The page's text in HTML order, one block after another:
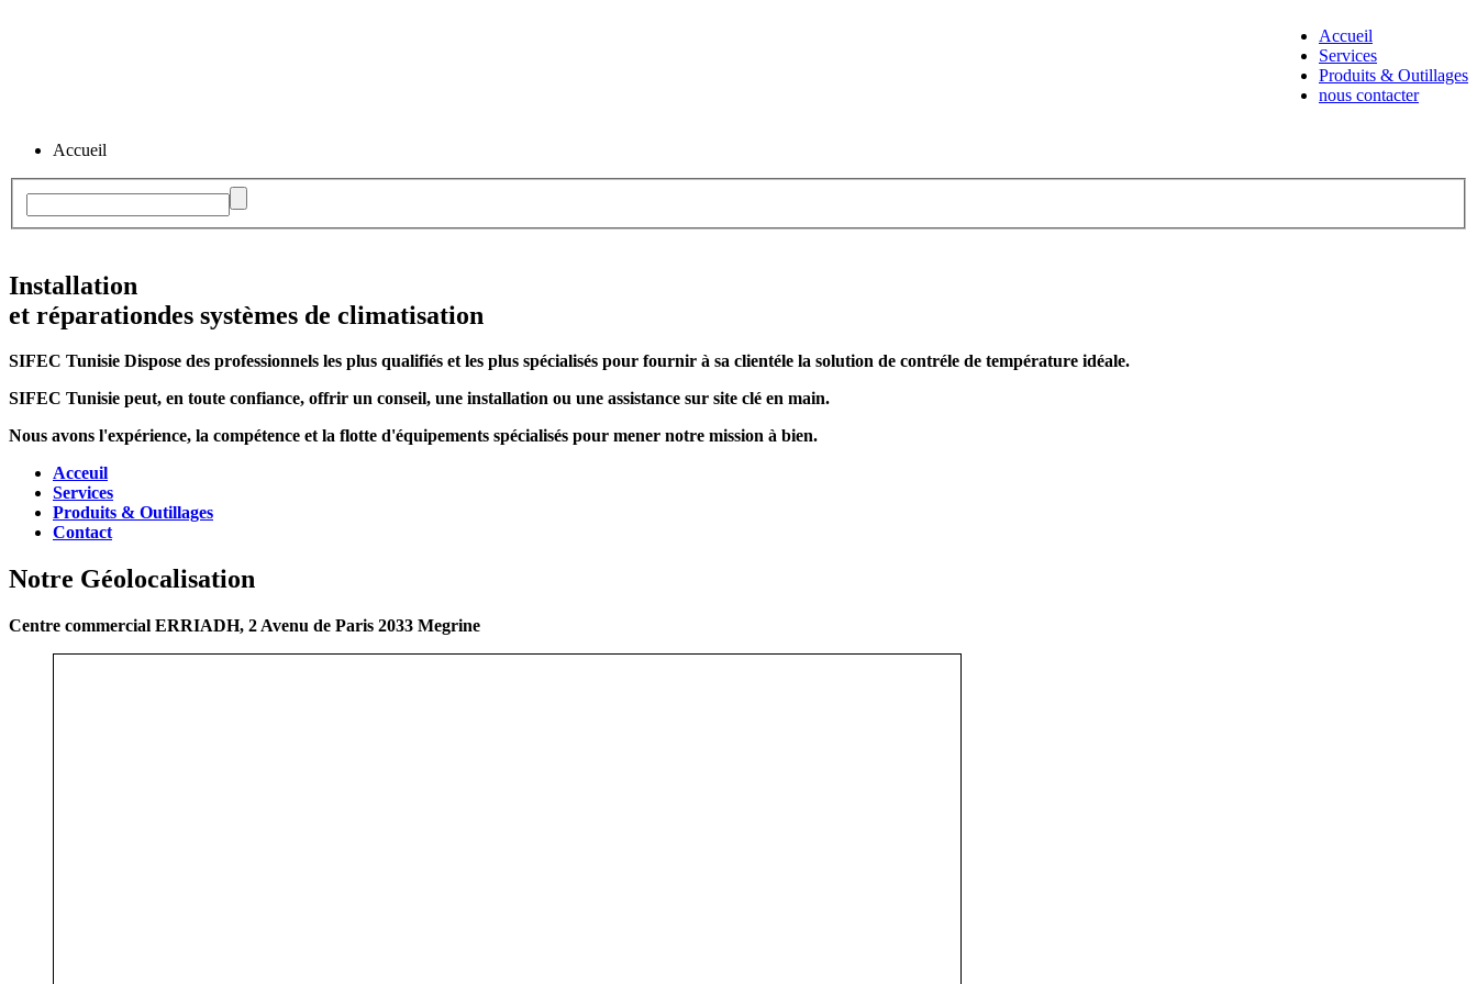
Accueil
Services
Produits & Outillages
nous contacter
Accueil
Installation
et réparationdes systèmes de climatisation
SIFEC Tunisie Dispose des professionnels les plus qualifiés et les plus spécialisés pour fournir à sa clientéle la solution de contréle de température idéale.
SIFEC Tunisie peut, en toute confiance, offrir un conseil, une installation ou une assistance sur site clé en main.
Nous avons l'expérience, la compétence et la flotte d'équipements spécialisés pour mener notre mission à bien.
Acceuil
Services
Produits & Outillages
Contact
Notre Géolocalisation
Centre commercial ERRIADH, 2 Avenu de Paris 2033 Megrine